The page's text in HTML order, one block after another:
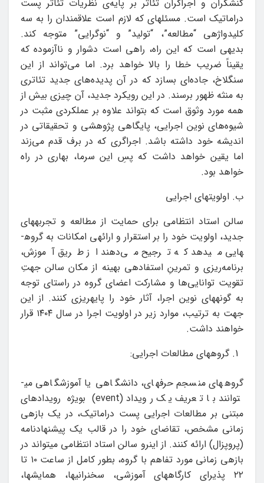
کنشگران و اجراگران تئاتر بر پایه‌ی نظریات تئاتر پست
دراماتیک است. مسئله­ای که لازم است علاقمندان را به سه
کلیدواژه­ی “مطالعه”، “تولید” و “نوگرایی” متوجه کند.
بدیهی ا‌ست که این راه، راهی است دشوار و ناآزموده که
یقیناً ضریب خطا را بالا خواهد برد. اما می‌تواند از این
سنگلاخ، جاده‌ای بسازد که در آن پدیده‌های جدید تئاتری
به منثه‌ ظهور برسند. در این رویکرد جدید، آن چیزی بیش از
همه مورد وثوق است که بتواند علاوه بر عملکردی مثبت‌ در
شیوه‌های نوین اجرایی، پایگاهی پژوهشی و تحقیقاتی در
اندیشه‌ خود داشته باشد. اجراگری که در برف قدم می‌زند
اما یقین خواهد داشت که پسِ این سرما، بهاری در راه
خواهد بود.
ب. اولویت­های اجرایی
سالن استاد انتظامی برای حمایت از مطالعه و تجربه­های
جدید، اولویت خود را بر استقرار و ارائه­ی امکانات به گروه­
هایی می­دهد که ترجیح می‌دهند از طریق آموزش،
برنامه‌ریزی و تمرینِ استفاده­ی بهینه از مکان سالن جهتِ
تقویت توانایی‌ها و مشارکت اعضای گروه در راستای توجه
به گونه­های نوین اجرا، آثار خود را پایه­ریزی کنند. از این
جهت به ترتیب، موارد زیر در اولویت اجرا در سال ۱۴۰۴ قرار
خواهند داشت.
گروه­های مطالعات اجرایی:
گروه­های منسجم حرفه­ای، دانشگاهی یا آموزشگاهی می­
توانند با تعریف یک رویداد (event) بویژه رویدادهای
مبتنی بر مطالعات اجرایی پست دراماتیک، در یک بازه­ی
زمانی مشخص، تقاضای خود را در قالب یک پیشنهادنامه
(پروپزال) ارائه کنند. از اینرو سالن استاد انتظامی می­تواند در
بازه­ی زمانی مورد تفاهم با گروه، بطور کامل از ساعت ۱۰ تا
۲۲ پذیرای کارگاه­های آموزشی، سخنرانی­ها، همایش­ها،